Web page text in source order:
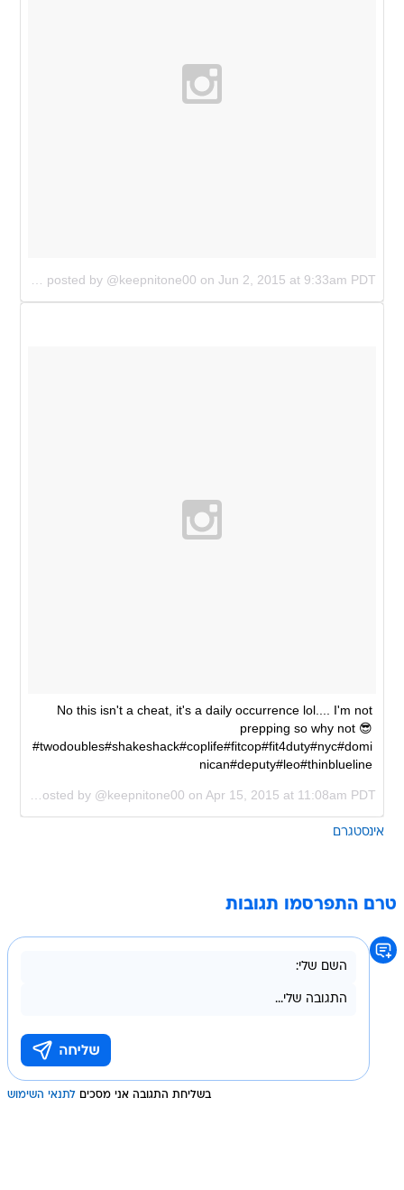
on Jun 2, 2015 at 9:33am PDT
No this isn't a cheat, it's a daily occurrence lol.... I'm not
prepping so why not 😎
#twodoubles#shakeshack#coplife#fitcop#fit4duty#nyc#domi
nican#deputy#leo#thinblueline
Apr 15, 2015 at 11:08am PDT
אינסטגרם
טרם התפרסמו תגובות
בשליחת התגובה אני מסכים לתנאי השימוש